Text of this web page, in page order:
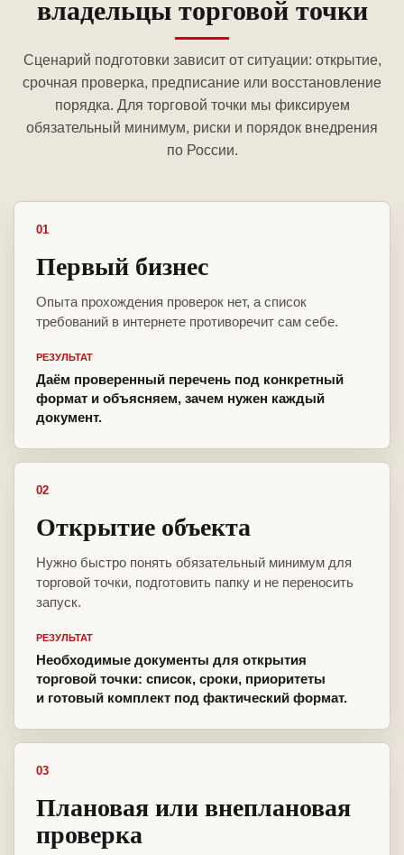
владельцы торговой точки
Сценарий подготовки зависит от ситуации: открытие,
срочная проверка, предписание или восстановление
порядка. Для торговой точки мы фиксируем
обязательный минимум, риски и порядок внедрения
по России.
01
Первый бизнес
Опыта прохождения проверок нет, а список
требований в интернете противоречит сам себе.
РЕЗУЛЬТАТ
Даём проверенный перечень под конкретный
формат и объясняем, зачем нужен каждый
документ.
02
Открытие объекта
Нужно быстро понять обязательный минимум для
торговой точки, подготовить папку и не переносить
запуск.
РЕЗУЛЬТАТ
Необходимые документы для открытия
торговой точки: список, сроки, приоритеты
и готовый комплект под фактический формат.
03
Плановая или внеплановая
проверка